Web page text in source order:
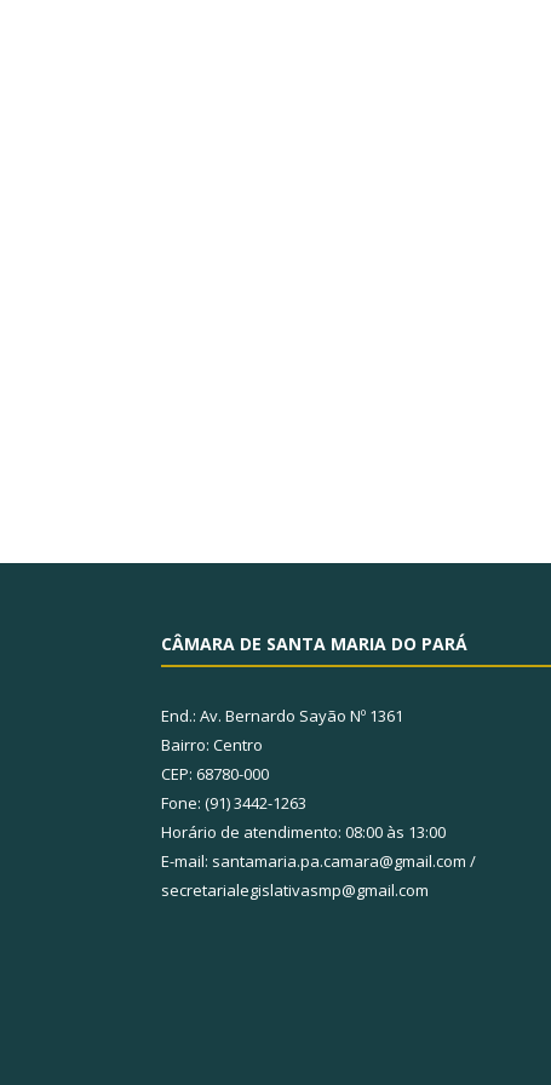
CÂMARA DE SANTA MARIA DO PARÁ
End.: Av. Bernardo Sayão Nº 1361
Bairro: Centro
CEP: 68780-000
Fone: (91) 3442-1263
Horário de atendimento: 08:00 às 13:00
E-mail: santamaria.pa.camara@gmail.com /
secretarialegislativasmp@gmail.com